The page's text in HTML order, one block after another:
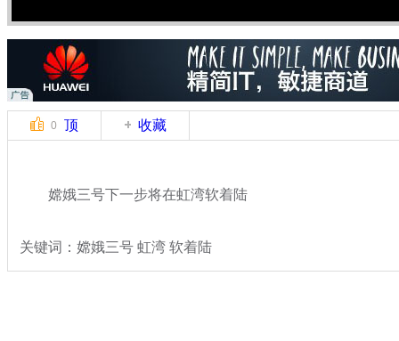
0 顶 收藏
嫦娥三号下一步将在虹湾软着陆
关键词：嫦娥三号 虹湾 软着陆